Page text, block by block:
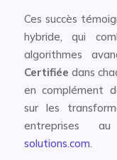
Ces succès
hybride, qui
algorithmes
Certifiée dans
en complément
sur les
entreprises
solutions.com